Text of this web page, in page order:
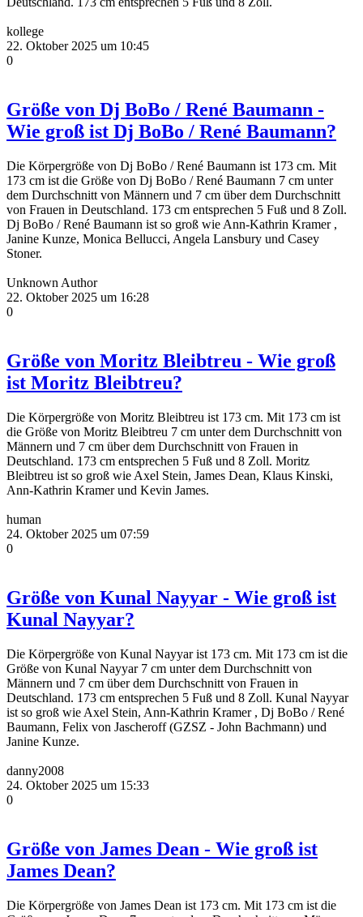
kollege
22. Oktober 2025 um 10:45
0
Größe von Dj BoBo / René Baumann -
Wie groß ist Dj BoBo / René Baumann?
Die Körpergröße von Dj BoBo / René Baumann ist 173 cm. Mit
173 cm ist die Größe von Dj BoBo / René Baumann 7 cm unter
dem Durchschnitt von Männern und 7 cm über dem Durchschnitt
von Frauen in Deutschland. 173 cm entsprechen 5 Fuß und 8 Zoll.
Dj BoBo / René Baumann ist so groß wie Ann-Kathrin Kramer ,
Janine Kunze, Monica Bellucci, Angela Lansbury und Casey
Stoner.
Unknown Author
22. Oktober 2025 um 16:28
0
Größe von Moritz Bleibtreu - Wie groß
ist Moritz Bleibtreu?
Die Körpergröße von Moritz Bleibtreu ist 173 cm. Mit 173 cm ist
die Größe von Moritz Bleibtreu 7 cm unter dem Durchschnitt von
Männern und 7 cm über dem Durchschnitt von Frauen in
Deutschland. 173 cm entsprechen 5 Fuß und 8 Zoll. Moritz
Bleibtreu ist so groß wie Axel Stein, James Dean, Klaus Kinski,
Ann-Kathrin Kramer und Kevin James.
human
24. Oktober 2025 um 07:59
0
Größe von Kunal Nayyar - Wie groß ist
Kunal Nayyar?
Die Körpergröße von Kunal Nayyar ist 173 cm. Mit 173 cm ist die
Größe von Kunal Nayyar 7 cm unter dem Durchschnitt von
Männern und 7 cm über dem Durchschnitt von Frauen in
Deutschland. 173 cm entsprechen 5 Fuß und 8 Zoll. Kunal Nayyar
ist so groß wie Axel Stein, Ann-Kathrin Kramer , Dj BoBo / René
Baumann, Felix von Jascheroff (GZSZ - John Bachmann) und
Janine Kunze.
danny2008
24. Oktober 2025 um 15:33
0
Größe von James Dean - Wie groß ist
James Dean?
Die Körpergröße von James Dean ist 173 cm. Mit 173 cm ist die